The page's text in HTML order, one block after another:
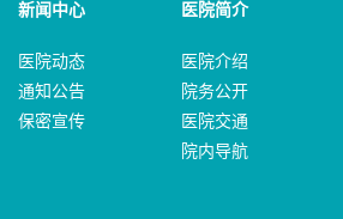
新闻中心 医院简介
医院动态
通知公告
保密宣传
医院介绍
院务公开
医院交通
院内导航